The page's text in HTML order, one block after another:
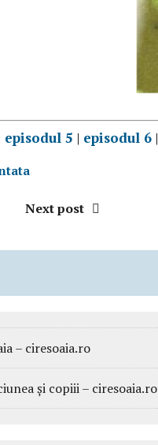
episodul 5 | episodul 6 |
Next post
– ciresoaia.ro
și copiii – ciresoaia.ro